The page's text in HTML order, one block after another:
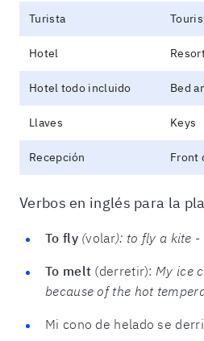
Turista
Hotel
Hotel todo incluido Bed
Llaves Keys
Recepción Front
Verbos en inglés para la
To fly(volar): to fly a kite -
To melt (derretir): My ice
because of the hot
Mi cono de helado se